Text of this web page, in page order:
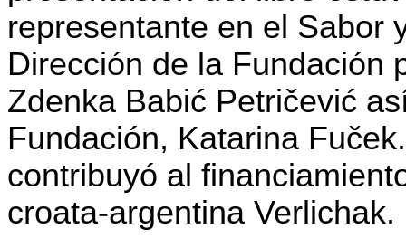
representante en el Sabor
Dirección de la Fundación
Zdenka Babić Petričević
Fundación, Katarina
contribuyó al
croata-argentina Verlichak.